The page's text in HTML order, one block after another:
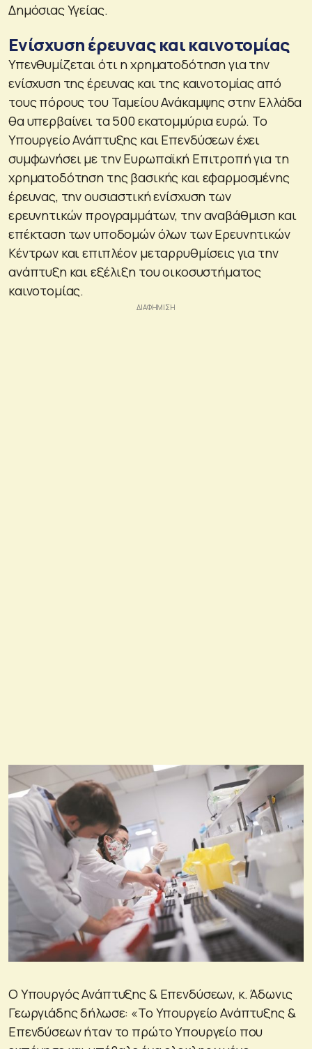
Δημόσιας Υγείας.
Ενίσχυση έρευνας και καινοτομίας
Υπενθυμίζεται ότι η χρηματοδότηση για την
ενίσχυση της έρευνας και της καινοτομίας από
τους πόρους του Ταμείου Ανάκαμψης στην Ελλάδα
θα υπερβαίνει τα 500 εκατομμύρια ευρώ. Το
Υπουργείο Ανάπτυξης και Επενδύσεων έχει
συμφωνήσει με την Ευρωπαϊκή Επιτροπή για τη
χρηματοδότηση της βασικής και εφαρμοσμένης
έρευνας, την ουσιαστική ενίσχυση των
ερευνητικών προγραμμάτων, την αναβάθμιση και
επέκταση των υποδομών όλων των Ερευνητικών
Κέντρων και επιπλέον μεταρρυθμίσεις για την
ανάπτυξη και εξέλιξη του οικοσυστήματος
καινοτομίας.
Ο Υπουργός Ανάπτυξης & Επενδύσεων, κ. Άδωνις
Γεωργιάδης δήλωσε: «Το Υπουργείο Ανάπτυξης &
Επενδύσεων ήταν το πρώτο Υπουργείο που